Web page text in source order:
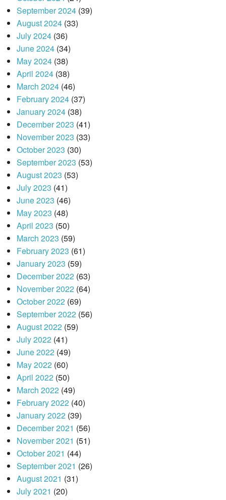
September 2024(39)
August 2024(33)
July 2024(36)
June 2024(34)
May 2024(38)
April 2024(38)
March 2024(46)
February 2024(37)
January 2024(38)
December 2023 (41)
November 2023 (33)
October 2023 (30)
September 2023 (53)
August 2023 (53)
July 2023 (41)
June 2023 (46)
May 2023 (48)
April 2023 (50)
March 2023 (59)
February 2023 (61)
January 2023 (59)
December 2022(63)
November 2022(64)
October 2022(69)
September 2022(56)
August 2022(59)
July 2022(41)
June 2022(49)
May 2022(60)
April 2022(50)
March 2022(49)
February 2022(40)
January 2022(39)
December 2021 (56)
November 2021 (51)
October 2021 (44)
September 2021 (26)
August 2021 (31)
July 2021 (20)